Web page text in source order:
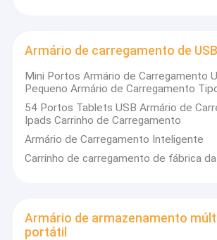
Armário de carregamento de USB
Mini Portos Armário de Carregamento
Pequeno Armário de Carregamento
54 Portos Tablets USB Armário de
Ipads Carrinho de Carregamento
Armário de Carregamento Inteligente
Carrinho de carregamento de fábrica da
Armário de armazenamento
portátil